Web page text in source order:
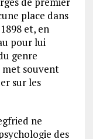
place dans
et, en
pour lui
genre
met souvent
sur les
ne
des